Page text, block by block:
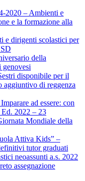
2020 – Ambienti e
e la formazione alla
e dirigenti scolastici per
della
genovesi
disponibile per il
aggiuntivo di reggenza
ad essere: con
Ed. 2022 – 23
Mondiale della
Attiva Kids” –
tutor graduati
neoassunti a.s. 2022
assegnazione